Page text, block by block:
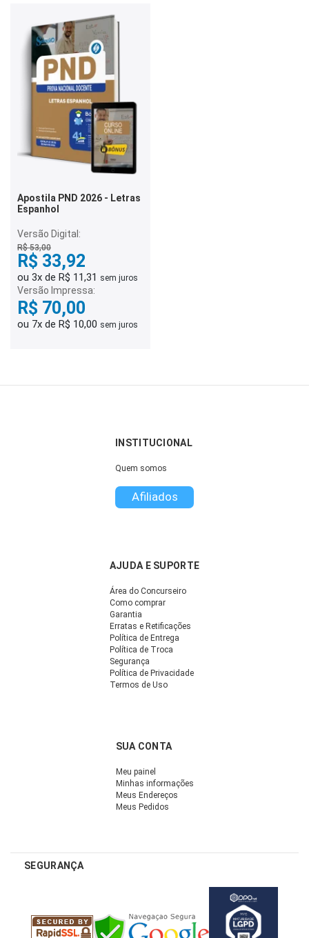
Apostila PND 2026 - Letras
Espanhol
Versão Digital:
R$ 53,00
R$ 33,92
ou 3x de R$ 11,31 sem juros
Versão Impressa:
R$ 70,00
ou 7x de R$ 10,00 sem juros
INSTITUCIONAL
Quem somos
Afiliados
AJUDA E SUPORTE
Área do Concurseiro
Como comprar
Garantia
Erratas e Retificações
Política de Entrega
Política de Troca
Segurança
Política de Privacidade
Termos de Uso
SUA CONTA
Meu painel
Minhas informações
Meus Endereços
Meus Pedidos
SEGURANÇA